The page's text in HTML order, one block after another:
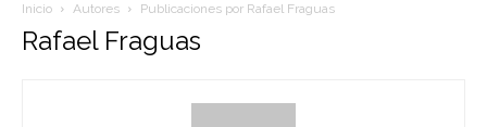
Historia
Inicio Autores Publicaciones por Rafael Fraguas
Rafael Fraguas